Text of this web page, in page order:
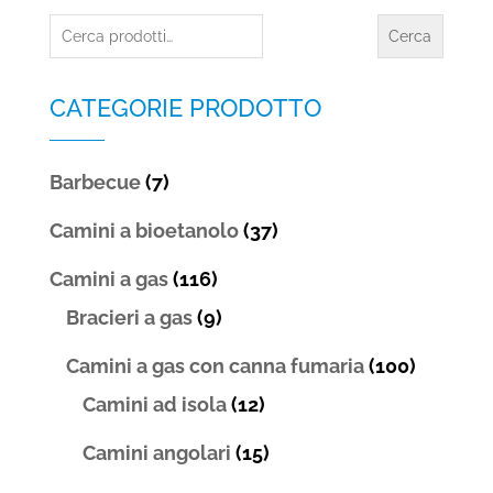
Cerca: Cerca
CATEGORIE PRODOTTO
Barbecue (7)
Camini a bioetanolo (37)
Camini a gas (116)
Bracieri a gas (9)
Camini a gas con canna fumaria (100)
Camini ad isola (12)
Camini angolari (15)